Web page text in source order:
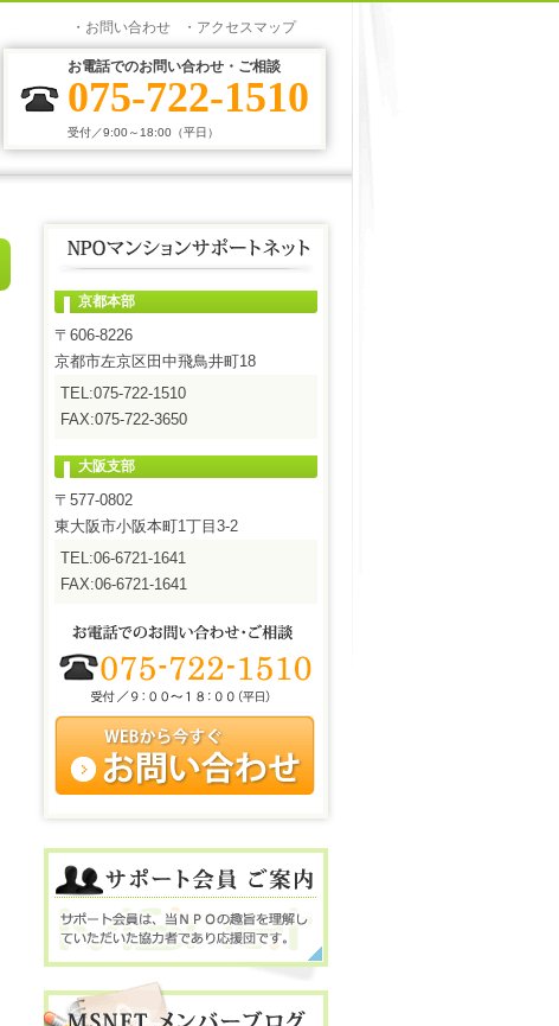
お問い合わせ アクセスマップ
お電話でのお問い合わせ・ご相談
075-722-1510
受付／9:00～18:00（平日）
京都本部
〒606-8226
京都市左京区田中飛鳥井町18
TEL:075-722-1510
FAX:075-722-3650
大阪支部
〒577-0802
東大阪市小阪本町1丁目3-2
TEL:06-6721-1641
FAX:06-6721-1641